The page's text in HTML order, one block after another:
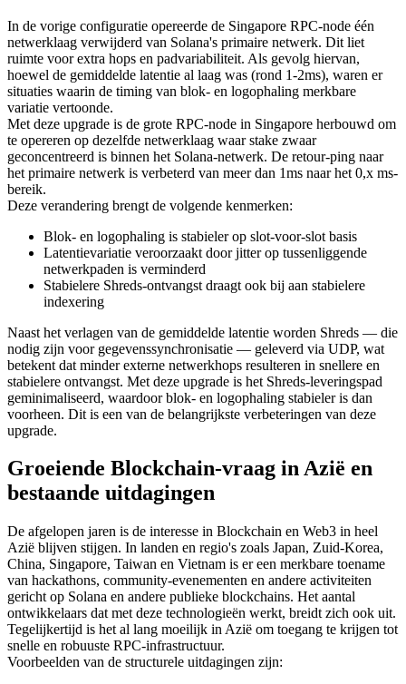
In de vorige configuratie opereerde de Singapore RPC-node één
netwerklaag verwijderd van Solana's primaire netwerk. Dit liet
ruimte voor extra hops en padvariabiliteit. Als gevolg hiervan,
hoewel de gemiddelde latentie al laag was (rond 1-2ms), waren er
situaties waarin de timing van blok- en logophaling merkbare
variatie vertoonde.
Met deze upgrade is de grote RPC-node in Singapore herbouwd om
te opereren op dezelfde netwerklaag waar stake zwaar
geconcentreerd is binnen het Solana-netwerk. De retour-ping naar
het primaire netwerk is verbeterd van meer dan 1ms naar het 0,x ms-
bereik.
Deze verandering brengt de volgende kenmerken:
Blok- en logophaling is stabieler op slot-voor-slot basis
Latentievariatie veroorzaakt door jitter op tussenliggende
netwerkpaden is verminderd
Stabielere Shreds-ontvangst draagt ook bij aan stabielere
indexering
Naast het verlagen van de gemiddelde latentie worden Shreds — die
nodig zijn voor gegevenssynchronisatie — geleverd via UDP, wat
betekent dat minder externe netwerkhops resulteren in snellere en
stabielere ontvangst. Met deze upgrade is het Shreds-leveringspad
geminimaliseerd, waardoor blok- en logophaling stabieler is dan
voorheen. Dit is een van de belangrijkste verbeteringen van deze
upgrade.
Groeiende Blockchain-vraag in Azië en
bestaande uitdagingen
De afgelopen jaren is de interesse in Blockchain en Web3 in heel
Azië blijven stijgen. In landen en regio's zoals Japan, Zuid-Korea,
China, Singapore, Taiwan en Vietnam is er een merkbare toename
van hackathons, community-evenementen en andere activiteiten
gericht op Solana en andere publieke blockchains. Het aantal
ontwikkelaars dat met deze technologieën werkt, breidt zich ook uit.
Tegelijkertijd is het al lang moeilijk in Azië om toegang te krijgen tot
snelle en robuuste RPC-infrastructuur.
Voorbeelden van de structurele uitdagingen zijn: